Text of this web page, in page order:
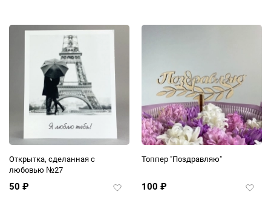
Открытка, сделанная с
любовью №27
50 ₽
Добавить
Топпер "Поздравляю"
100 ₽